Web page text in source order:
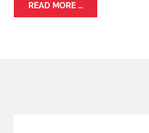
READ MORE …